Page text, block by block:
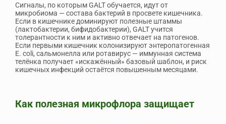
Сигналы, по которым GALT обучается, идут от
микробиома — состава бактерий в просвете кишечника.
Если в кишечнике доминируют полезные штаммы
(лактобактерии, бифидобактерии), GALT учится
толерантности к ним и активно отвечает на патогенов.
Если первыми кишечник колонизируют энтеропатогенная
E. coli, сальмонелла или ротавирус — иммунная система
телёнка получает «искажённый» базовый шаблон, и риск
кишечных инфекций остаётся повышенным месяцами.
Как полезная микрофлора защищает